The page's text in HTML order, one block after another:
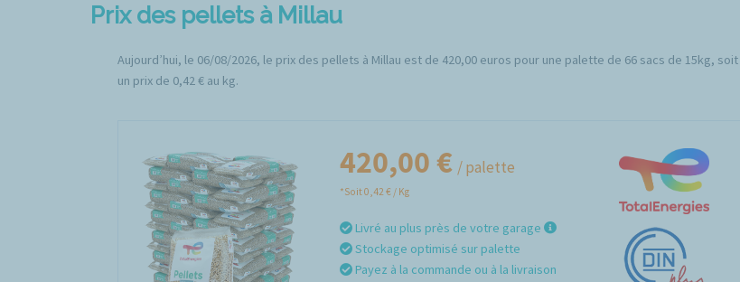
Prix des pellets à Millau
Aujourd’hui, le 06/08/2026, le prix des pellets à Millau est de 420,00 euros pour une palette de 66 sacs de 15kg, soit
un prix de 0,42 € au kg.
420,00 € / palette
*Soit 0,42 € / Kg
Livré au plus près de votre garage
Stockage optimisé sur palette
Payez à la commande ou à la livraison